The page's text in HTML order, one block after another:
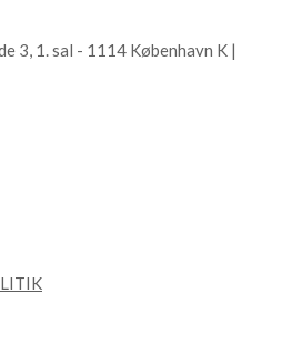
3, 1. sal - 1114 København K |